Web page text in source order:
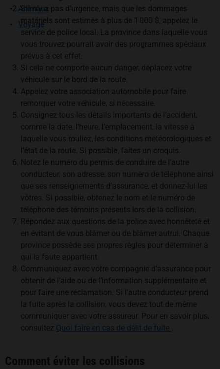
Animaux
Voyage
S’il n’y a pas d’urgence, mais que les dommages
matériels sont estimés à plus de 1 000 $, appelez le
service de police local. La province dans laquelle vous
vous trouvez pourrait avoir des programmes spéciaux
prévus à cet effet.
Si cela ne comporte aucun danger, déplacez votre
véhicule sur le bord de la route.
Appelez votre association automobile pour faire
remorquer votre véhicule, si nécessaire.
Consignez tous les détails importants de l’accident,
comme la date, l’heure, l’emplacement, la vitesse à
laquelle vous rouliez, les conditions météorologiques et
l’état de la route. Si possible, faites un croquis.
Notez le numéro du permis de conduire de l’autre
conducteur, son adresse, son numéro de téléphone ainsi
que ses renseignements d’assurance, et donnez-lui les
vôtres. Si possible, obtenez le nom et le numéro de
téléphone des témoins présents lors de la collision.
Répondez aux questions de la police avec honnêteté et
en évitant de vous blâmer ou de blâmer autrui. Chaque
province possède ses propres règles pour déterminer à
qui la faute appartient.
Communiquez avec votre compagnie d’assurance pour
obtenir de l’aide ou de l’information supplémentaire et
pour faire une réclamation. Si l’autre conducteur prend
la fuite après la collision, vous devez tout de même
communiquer avec votre assureur. Pour en savoir plus,
consultez Quoi faire en cas de délit de fuite
Comment éviter les collisions